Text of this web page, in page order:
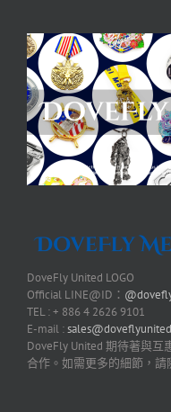
DoveFly United LOGO
Official LINE@ID：
TEL : + 886 4 2626 9101
E-mail :
DoveFly United 期待著與
合作。如需更多的細節，請